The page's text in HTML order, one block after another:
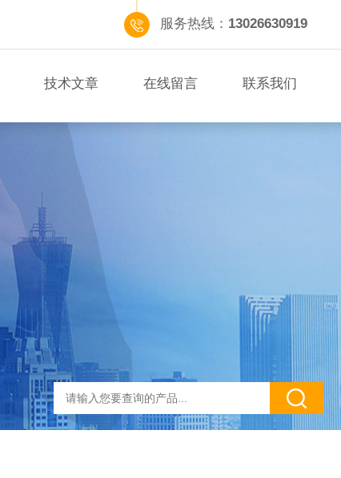
服务热线： 13026630919
技术文章 在线留言 联系我们